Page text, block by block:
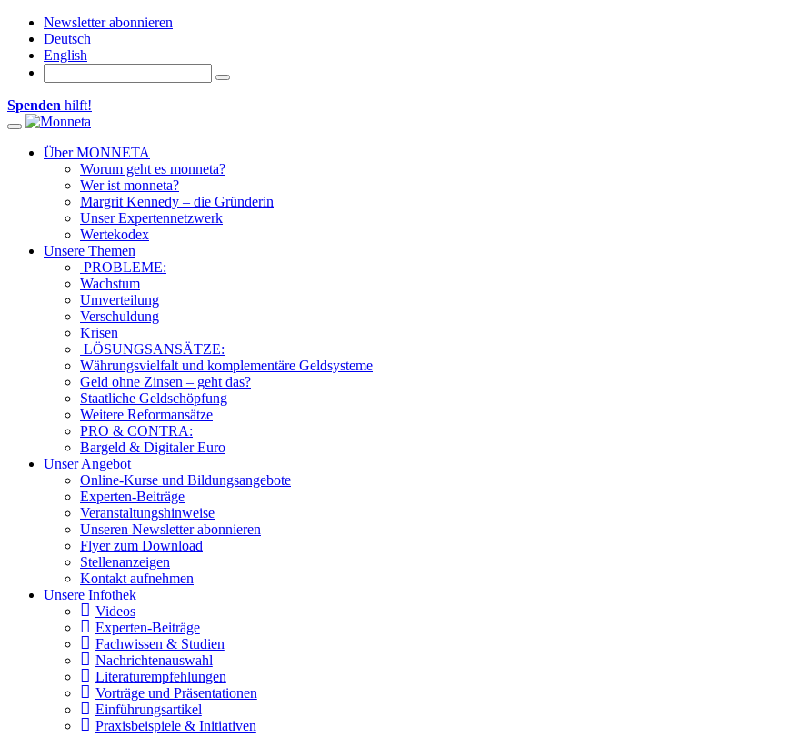
Newsletter abonnieren
Deutsch
English
Spenden hilft!
Toggle navigation
Über MONNETA
Worum geht es monneta?
Wer ist monneta?
Margrit Kennedy – die Gründerin
Unser Expertennetzwerk
Wertekodex
Unsere Themen
PROBLEME:
Wachstum
Umverteilung
Verschuldung
Krisen
LÖSUNGSANSÄTZE:
Währungsvielfalt und komplementäre Geldsysteme
Geld ohne Zinsen – geht das?
Staatliche Geldschöpfung
Weitere Reformansätze
PRO & CONTRA:
Bargeld & Digitaler Euro
Unser Angebot
Online-Kurse und Bildungsangebote
Experten-Beiträge
Veranstaltungshinweise
Unseren Newsletter abonnieren
Flyer zum Download
Stellenanzeigen
Kontakt aufnehmen
Unsere Infothek
Videos
Experten-Beiträge
Fachwissen & Studien
Nachrichtenauswahl
Literaturempfehlungen
Vorträge und Präsentationen
Einführungsartikel
Praxisbeispiele & Initiativen